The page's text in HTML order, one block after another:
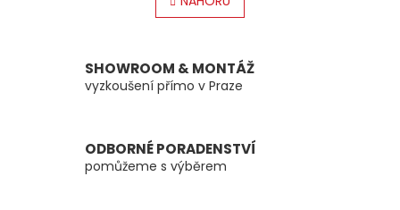
á
c
í
k
y
k
á
n
í
SHOWROOM & MONTÁŽ
vyzkoušení přímo v Praze
ODBORNÉ PORADENSTVÍ
pomůžeme s výběrem